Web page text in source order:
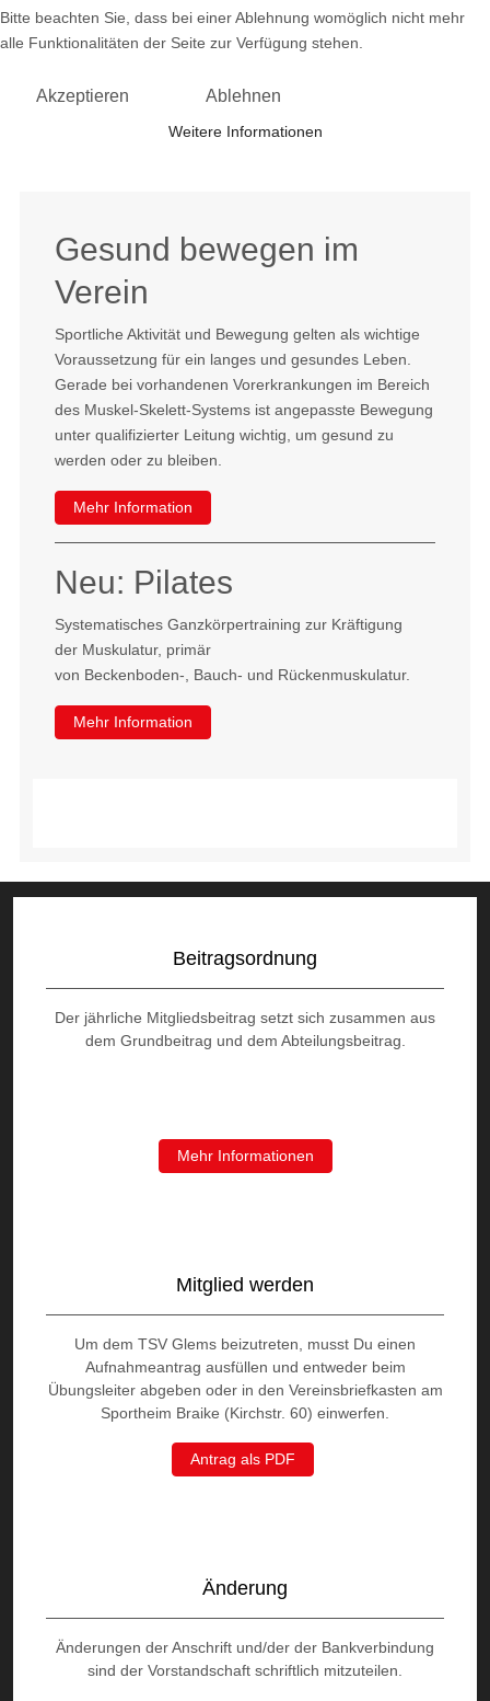
und nahm einen imposanten Verlauf. Ein
stattlicher Festzug bewegte sich vom
zum damaligen Festplatz "Eiseleswies".
Gesund bewegen im
Verein
Sportliche Aktivität und Bewegung gelten als wichtige
Voraussetzung für ein langes und gesundes Leben.
Gerade bei vorhandenen Vorerkrankungen im Bereich
des Muskel-Skelett-Systems ist angepasste Bewegung
unter qualifizierter Leitung wichtig, um gesund zu
werden oder zu bleiben.
Mehr Information
Neu: Pilates
Systematisches Ganzkörpertraining zur Kräftigung
der Muskulatur, primär
von Beckenboden-, Bauch- und Rückenmuskulatur.
Mehr Information
Beitragsordnung
Der jährliche Mitgliedsbeitrag setzt sich zusammen aus
dem Grundbeitrag und dem Abteilungsbeitrag.
Mehr Informationen
Mitglied werden
Um dem TSV Glems beizutreten, musst Du einen
Aufnahmeantrag ausfüllen und entweder beim
Übungsleiter abgeben oder in den Vereinsbriefkasten am
Sportheim Braike (Kirchstr. 60) einwerfen.
Antrag als PDF
Änderung
Änderungen der Anschrift und/der der Bankverbindung
sind der Vorstandschaft schriftlich mitzuteilen.
Bitte beachten Sie, dass bei einer Ablehnung womöglich nicht mehr
alle Funktionalitäten der Seite zur Verfügung stehen.
Akzeptieren Ablehnen
Weitere Informationen